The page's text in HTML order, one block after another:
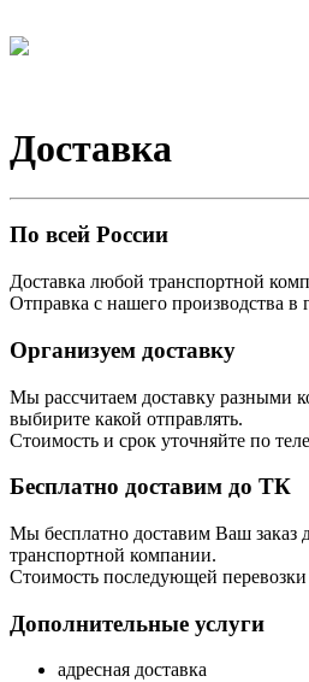
Доставка
По всей России
Доставка любой транспортной
Отправка с нашего производства в
Организуем доставку
Мы рассчитаем доставку разными
выбирите какой отправлять.
Стоимость и срок уточняйте по
Бесплатно доставим до ТК
Мы бесплатно доставим Ваш заказ
транспортной компании.
Стоимость последующей перевозки
Дополнительные услуги
адресная доставка